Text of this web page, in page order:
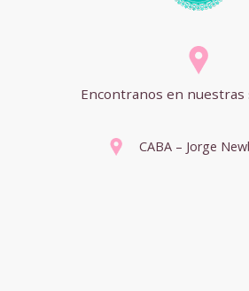
Encontranos en nuestras
CABA – Jorge